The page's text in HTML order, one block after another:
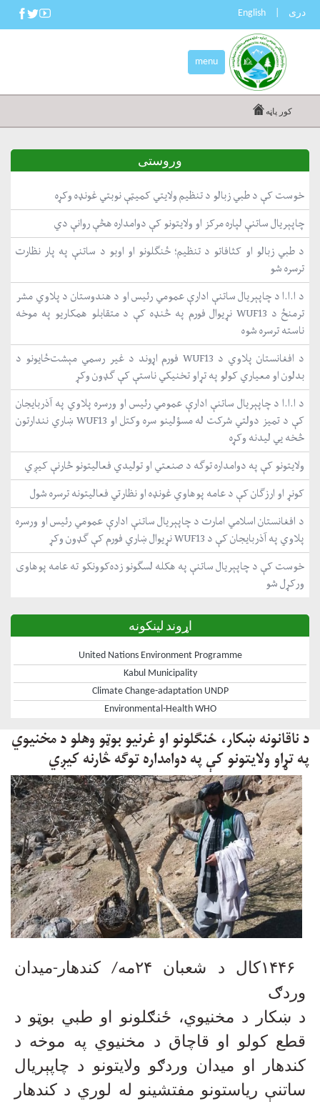
English دری
menu
کور پاڼه
وروستی
خوست کې د طبي زبالو د تنظیم ولایتي کمیټې نوبتي غونډه وکړه
چاپېریال ساتنې لپاره مرکز او ولایتونو کې دوامداره هڅې روانې دي
د طبي زبالو او کثافاتو د تنظیم؛ ځنګلونو او اوبو د ساتنې په پار نظارت
ترسره شو
د ا.ا.ا د چاپېریال ساتنې ادارې عمومي رئیس او د هندوستان د پلاوي مشر
ترمنځ د WUF13 نړیوال فورم په څنډه کې د متقابلو همکاریو په موخه
ناسته ترسره شوه
د افغانستان پلاوي د WUF13 فورم اړوند د غیر رسمي مېشت‌ځایونو د
بدلون او معیاري کولو په تړاو تخنیکي ناستې کې ګډون وکړ
د ا.ا.ا د چاپېریال ساتنې ادارې عمومي رئیس او ورسره پلاوي په آذربایجان
کې د تمیز دولتي شرکت له مسؤلینو سره وکتل او WUF13 ښاري نندارتون
څخه یي لیدنه وکړه
ولایتونو کې په دوامداره توګه د صنعتي او تولیدي فعالیتونو څارنې کیږي
کونړ او ارزګان کې د عامه پوهاوي غونډه او نظارتي فعالیتونه ترسره شول
د افغانستان اسلامي امارت د چاپېریال ساتنې ادارې عمومي رئیس او ورسره
پلاوي په آذربایجان کې د WUF13 نړیوال ښاري فورم کې ګډون وکړ
خوست کې د چاپېریال ساتنې په هکله لسګونو زده‌کوونکو ته عامه پوهاوی
ورکړل شو
اړوند لینکونه
United Nations Environment Programme
Kabul Municipality
Climate Change-adaptation UNDP
Environmental-Health WHO
د ناقانونه ښکار، ځنګلونو او غرنیو بوټو وهلو د مخنیوي
په تړاو ولایتونو کې په دوامداره توګه څارنه کیږي
۱۴۴۶ کال د شعبان ۲۴مه/ کندهار-میدان
وردګ
د ښکار د مخنیوي، ځنګلونو او طبي بوټو د
قطع کولو او قاچاق د مخنیوي په موخه د
کندهار او میدان وردګو ولایتونو د چاپېریال
ساتنې ریاستونو مفتشینو له لوري د کندهار